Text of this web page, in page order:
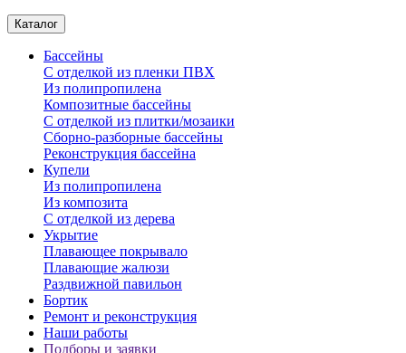
Каталог
Бассейны
С отделкой из пленки ПВХ
Из полипропилена
Композитные бассейны
С отделкой из плитки/мозаики
Сборно-разборные бассейны
Реконструкция бассейна
Купели
Из полипропилена
Из композита
С отделкой из дерева
Укрытие
Плавающее покрывало
Плавающие жалюзи
Раздвижной павильон
Бортик
Ремонт и реконструкция
Наши работы
Подборы и заявки